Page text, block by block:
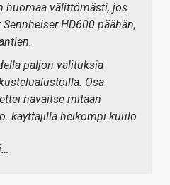
huomaa välittömästi, jos
HD600 päähän,
paljon valituksia
Osa
havaitse mitään
käyttäjillä heikompi kuulo